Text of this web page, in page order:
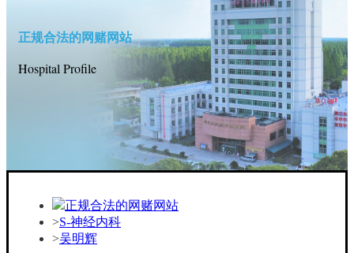
正规合法的网赌网站
Hospital Profile
正规合法的网赌网站
S-神经内科
吴明辉